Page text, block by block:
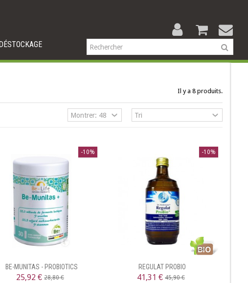
Il y a 8 produits.
-10%
BE-MUNITAS - PROBIOTICS
25,92 € 28,80 €
-10%
REGULAT PROBIO
41,31 € 45,90 €